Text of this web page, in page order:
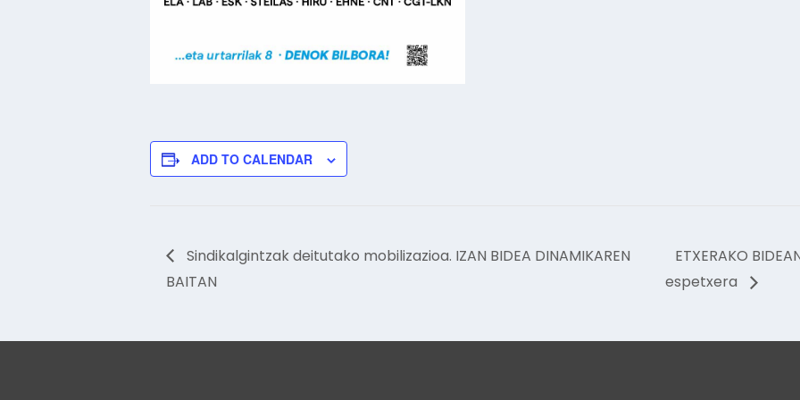
ADD TO CALENDAR
Sindikalgintzak deitutako mobilizazioa. IZAN BIDEA DINAMIKAREN
BAITAN
ETXERAKO
espetxera